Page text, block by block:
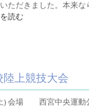
ただきました。本来
読む
陸上競技大会
会場 西宮中央運動